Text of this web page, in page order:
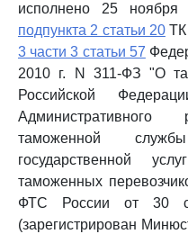
исполнено 25
подпункта 2 статьи 20ТК
3 части 3 статьи 57
2010 г. N 311-ФЗ "О
Российской
Административного
таможенной
государственной
таможенных
ФТС России от 30
(зарегистрирован